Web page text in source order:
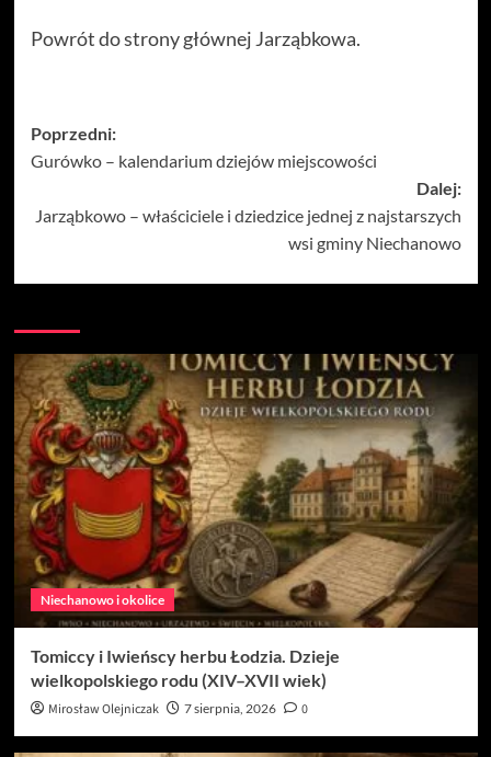
Powrót do strony głównej Jarząbkowa.
Zobacz
wpisy
Poprzedni:
Gurówko – kalendarium dziejów miejscowości
Dalej:
Jarząbkowo – właściciele i dziedzice jednej z najstarszych
wsi gminy Niechanowo
Niechanowo i okolice
Tomiccy i Iwieńscy herbu Łodzia. Dzieje
wielkopolskiego rodu (XIV–XVII wiek)
Mirosław Olejniczak 7 sierpnia, 2026 0